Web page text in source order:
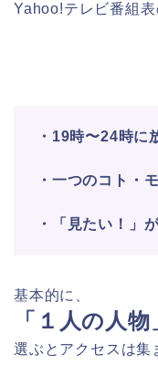
Yahoo!テレビ番組表
・19時〜24時に
・一つのコト・
・「見たい！」
基本的に、
「１人の人物
選ぶとアクセスは集